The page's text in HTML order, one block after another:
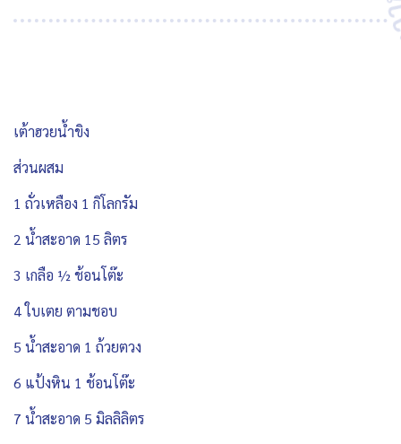
เต้าฮวยน้ำขิง
ส่วนผสม
1 ถั่วเหลือง 1 กิโลกรัม
2 น้ำสะอาด 15 ลิตร
3 เกลือ ½ ช้อนโต๊ะ
4 ใบเตย ตามชอบ
5 น้ำสะอาด 1 ถ้วยตวง
6 แป้งหิน 1 ช้อนโต๊ะ
7 น้ำสะอาด 5 มิลลิลิตร